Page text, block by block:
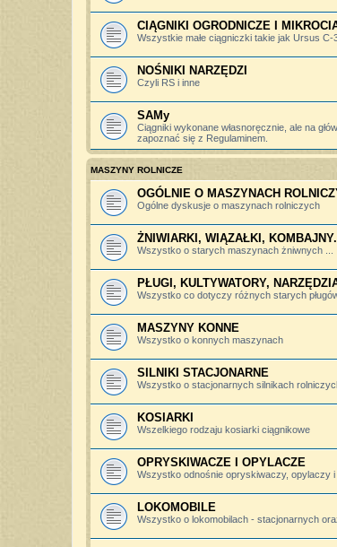
CIĄGNIKI OGRODNICZE I
Wszystkie małe ciągniczki takie jak Ursus
NOŚNIKI NARZĘDZI
Czyli RS i inne
SAMy
Ciągniki wykonane własnoręcznie, ale na
zapoznać się z Regulaminem.
MASZYNY ROLNICZE
OGÓLNIE O MASZYNACH
Ogólne dyskusje o maszynach rolniczych
ŻNIWIARKI, WIĄZAŁKI,
Wszystko o starych maszynach żniwnych ...
PŁUGI, KULTYWATORY,
Wszystko co dotyczy różnych starych
MASZYNY KONNE
Wszystko o konnych maszynach
SILNIKI STACJONARNE
Wszystko o stacjonarnych silnikach
KOSIARKI
Wszelkiego rodzaju kosiarki ciągnikowe
OPRYSKIWACZE I OPYLACZE
Wszystko odnośnie opryskiwaczy, opylaczy
LOKOMOBILE
Wszystko o lokomobilach - stacjonarnych